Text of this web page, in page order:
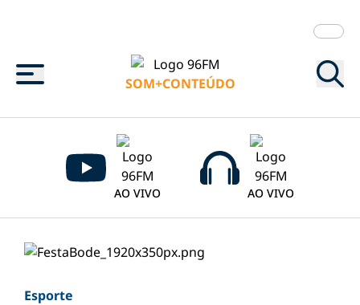
Menu
SOM+CONTEÚDO
AO VIVO AO VIVO
Esporte